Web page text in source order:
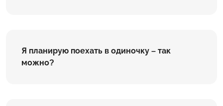
Я планирую поехать в одиночку – так
можно?